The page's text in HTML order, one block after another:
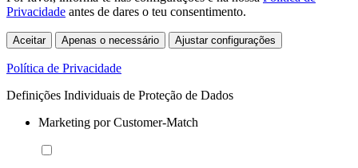
Privacidade antes de dares o teu consentimento.
Aceitar Apenas o necessário Ajustar configurações
Política de Privacidade
Definições Individuais de Proteção de Dados
Marketing por Customer-Match